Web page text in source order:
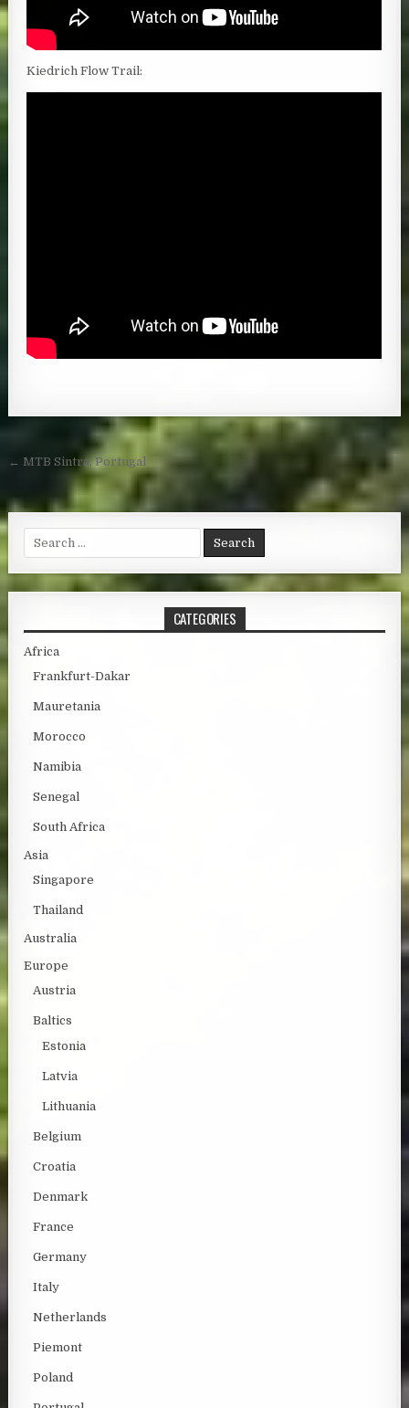
Kiedrich Flow Trail:
Post navigation
← MTB Sintra, Portugal
Search for:
CATEGORIES
Africa
Frankfurt-Dakar
Mauretania
Morocco
Namibia
Senegal
South Africa
Asia
Singapore
Thailand
Australia
Europe
Austria
Baltics
Estonia
Latvia
Lithuania
Belgium
Croatia
Denmark
France
Germany
Italy
Netherlands
Piemont
Poland